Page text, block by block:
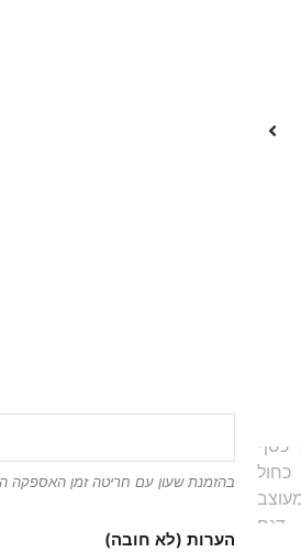
בהזמנת שעון עם חריטה זמן האספקה הוא 5 ימי
הערות (לא חובה)